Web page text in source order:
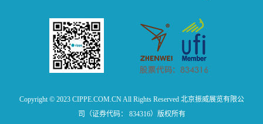
Copyright © 2023 CIPPE.COM.CN All Rights Reserved 北京振威展览有限公
司（证券代码： 834316）版权所有